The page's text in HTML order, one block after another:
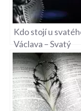
Kdo stojí u
Václava – Svatý
Václav a Jeho
Ochránci